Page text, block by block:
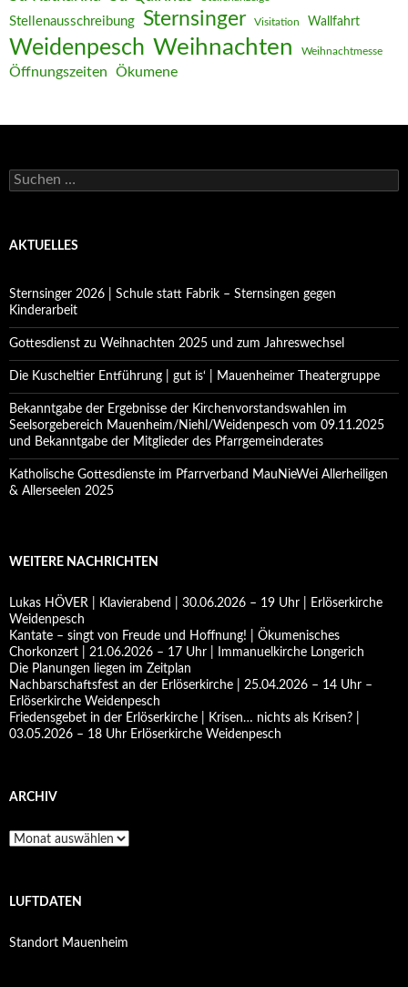
Stellenausschreibung Sternsinger Visitation Wallfahrt
Weidenpesch Weihnachten Weihnachtmesse
Öffnungszeiten Ökumene
Suchen
nach:
AKTUELLES
Sternsinger 2026 | Schule statt Fabrik – Sternsingen gegen
Kinderarbeit
Gottesdienst zu Weihnachten 2025 und zum Jahreswechsel
Die Kuscheltier Entführung | gut is‘ | Mauenheimer Theatergruppe
Bekanntgabe der Ergebnisse der Kirchenvorstandswahlen im
Seelsorgebereich Mauenheim/Niehl/Weidenpesch vom 09.11.2025
und Bekanntgabe der Mitglieder des Pfarrgemeinderates
Katholische Gottesdienste im Pfarrverband MauNieWei Allerheiligen
& Allerseelen 2025
WEITERE NACHRICHTEN
Lukas HÖVER | Klavierabend | 30.06.2026 – 19 Uhr | Erlöserkirche
Weidenpesch
Kantate – singt von Freude und Hoffnung! | Ökumenisches
Chorkonzert | 21.06.2026 – 17 Uhr | Immanuelkirche Longerich
Die Planungen liegen im Zeitplan
Nachbarschaftsfest an der Erlöserkirche | 25.04.2026 – 14 Uhr –
Erlöserkirche Weidenpesch
Friedensgebet in der Erlöserkirche | Krisen… nichts als Krisen? |
03.05.2026 – 18 Uhr Erlöserkirche Weidenpesch
ARCHIV
Archiv
LUFTDATEN
Standort Mauenheim